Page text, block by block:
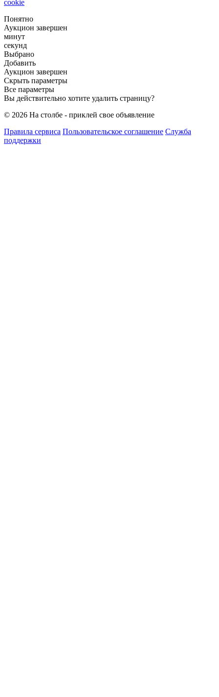
cookie
Понятно
Аукцион завершен
минут
секунд
Выбрано
Добавить
Аукцион завершен
Скрыть параметры
Все параметры
Вы действительно хотите удалить страницу?
© 2026 На столбе - приклей свое объявление
Правила сервиса Пользовательское соглашение Служба
поддержки